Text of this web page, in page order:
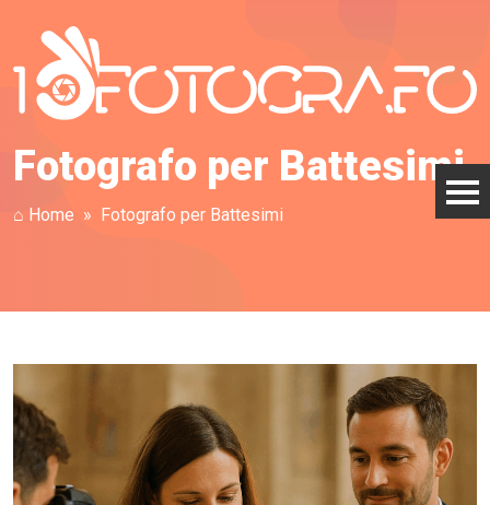
Fotografo per Battesimi
⌂ Home Fotografo per Battesimi